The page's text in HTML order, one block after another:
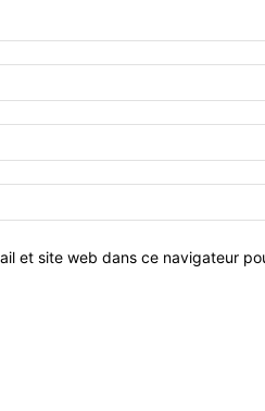
et site web dans ce navigateur